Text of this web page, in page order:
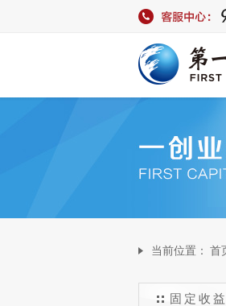
当前位置： 首
固定收益